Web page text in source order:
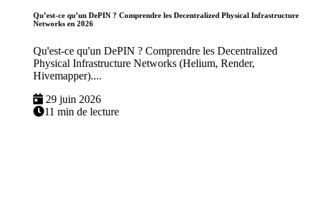
Qu’est-ce qu’un DePIN ? Comprendre les Decentralized Physical Infrastructure
Networks en 2026
Qu'est-ce qu'un DePIN ? Comprendre les Decentralized
Physical Infrastructure Networks (Helium, Render,
Hivemapper)....
29 juin 2026
11 min de lecture